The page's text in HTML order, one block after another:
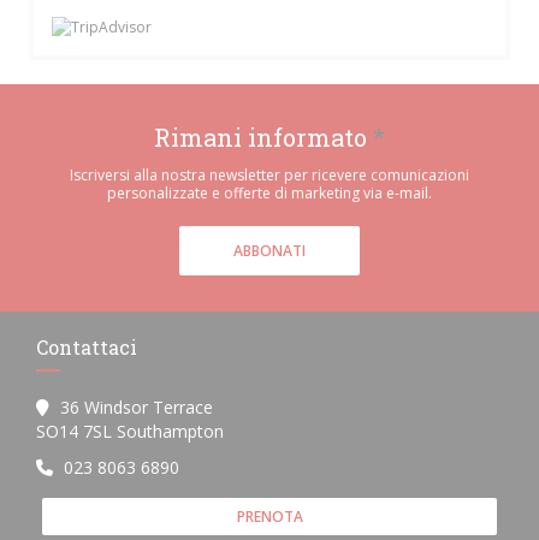
Rimani informato *
Iscriversi alla nostra newsletter per ricevere comunicazioni
personalizzate e offerte di marketing via e-mail.
ABBONATI
Contattaci
36 Windsor Terrace
SO14 7SL Southampton
023 8063 6890
PRENOTA